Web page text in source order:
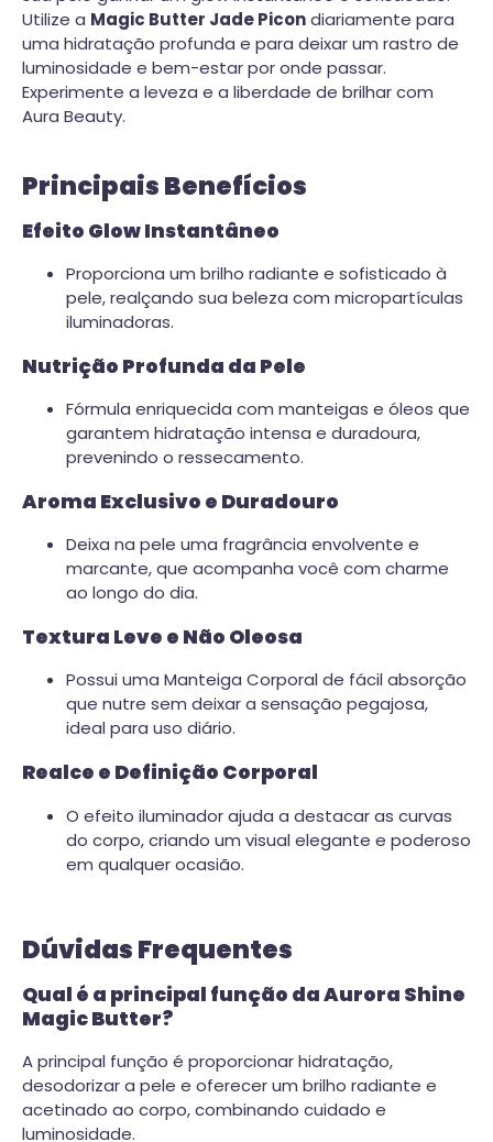
Utilize a Magic Butter Jade Picondiariamente para
uma hidratação profunda e para deixar um rastro de
luminosidade e bem-estar por onde passar.
Experimente a leveza e a liberdade de brilhar com
Aura Beauty.
Principais Benefícios
Efeito Glow Instantâneo
Proporciona um brilho radiante e sofisticado à
pele, realçando sua beleza com micropartículas
iluminadoras.
Nutrição Profunda da Pele
Fórmula enriquecida com manteigas e óleos que
garantem hidratação intensa e duradoura,
prevenindo o ressecamento.
Aroma Exclusivo e Duradouro
Deixa na pele uma fragrância envolvente e
marcante, que acompanha você com charme
ao longo do dia.
Textura Leve e Não Oleosa
Possui uma Manteiga Corporal de fácil absorção
que nutre sem deixar a sensação pegajosa,
ideal para uso diário.
Realce e Definição Corporal
O efeito iluminador ajuda a destacar as curvas
do corpo, criando um visual elegante e poderoso
em qualquer ocasião.
Dúvidas Frequentes
Qual é a principal função da Aurora Shine
Magic Butter?
A principal função é proporcionar hidratação,
desodorizar a pele e oferecer um brilho radiante e
acetinado ao corpo, combinando cuidado e
luminosidade.